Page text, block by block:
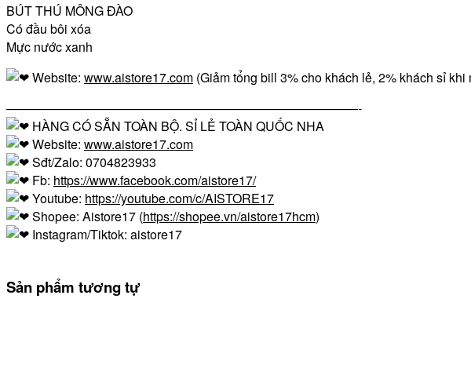
BÚT THÚ MÔNG ĐÀO
Có đầu bôi xóa
Mực nước xanh
Website: www.aistore17.com (Giảm tổng bill 3% cho khách lẻ, 2% khách sỉ khi
————————————————————————————-
HÀNG CÓ SẴN TOÀN BỘ. SỈ LẺ TOÀN QUỐC NHA
Website: www.aistore17.com
Sđt/Zalo: 0704823933
Fb: https://www.facebook.com/aistore17/
Youtube: https://youtube.com/c/AISTORE17
Shopee: Aistore17 (https://shopee.vn/aistore17hcm)
Instagram/Tiktok: aistore17
Sản phẩm tương tự